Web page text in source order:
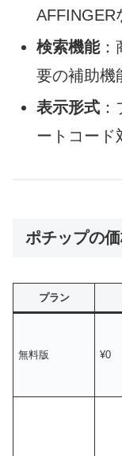
AFFINGER
検索機能：
要の補助機
表示形式
ートコード
ポチップの
プラン
無料版 ¥0